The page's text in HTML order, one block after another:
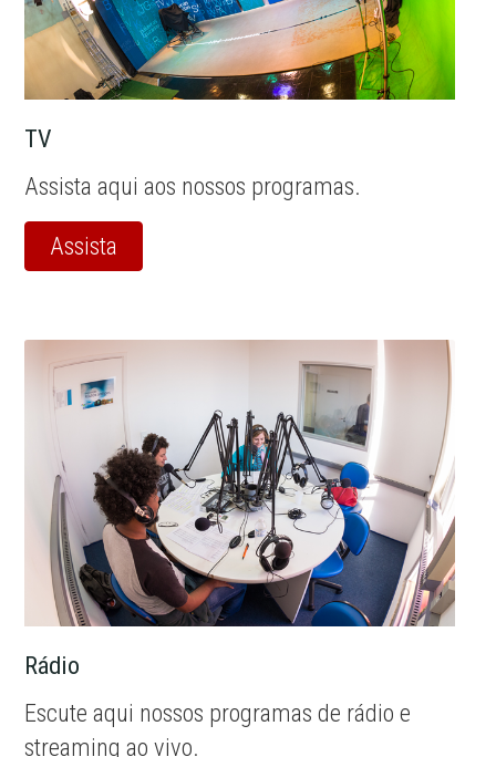
TV
Assista aqui aos nossos programas.
Assista
Rádio
Escute aqui nossos programas de rádio e
streaming ao vivo.